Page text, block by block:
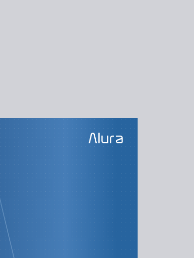
AULAS DO CURSO
Arduino: do zero ao jogo
Entendendo Resistores
Controlando uma porta digital
Montando o tabuleiro do Genius
Programando os novos botões
Desenvolvendo o jogo
Interagindo com o Jogador